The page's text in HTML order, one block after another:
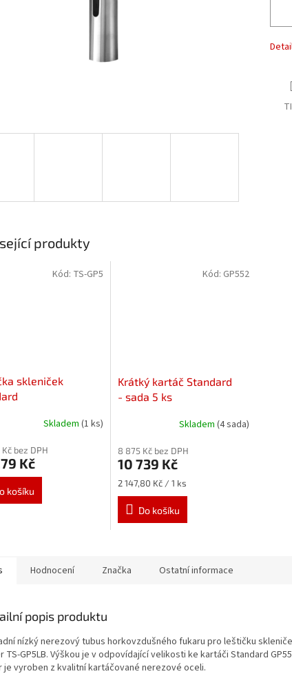
produkty
skleniček
Skladem (1 ks)
bez DPH
Kč
košíku
Kód: TS-GP5
Krátký kartáč Standard
- sada 5 ks
Skladem (4 sada)
8 875 Kč bez DPH
10 739 Kč
Měrná
cena:
2 147,80 Kč / 1 ks
Do košíku
Kód: GP552
Hodnocení Značka Ostatní informace
popis produktu
nízký nerezový tubus horkovzdušného fukaru pro leštičku
TS-GP5LB. Výškou je v odpovídající velikosti ke kartáči Standard
je vyroben z kvalitní kartáčované nerezové oceli.